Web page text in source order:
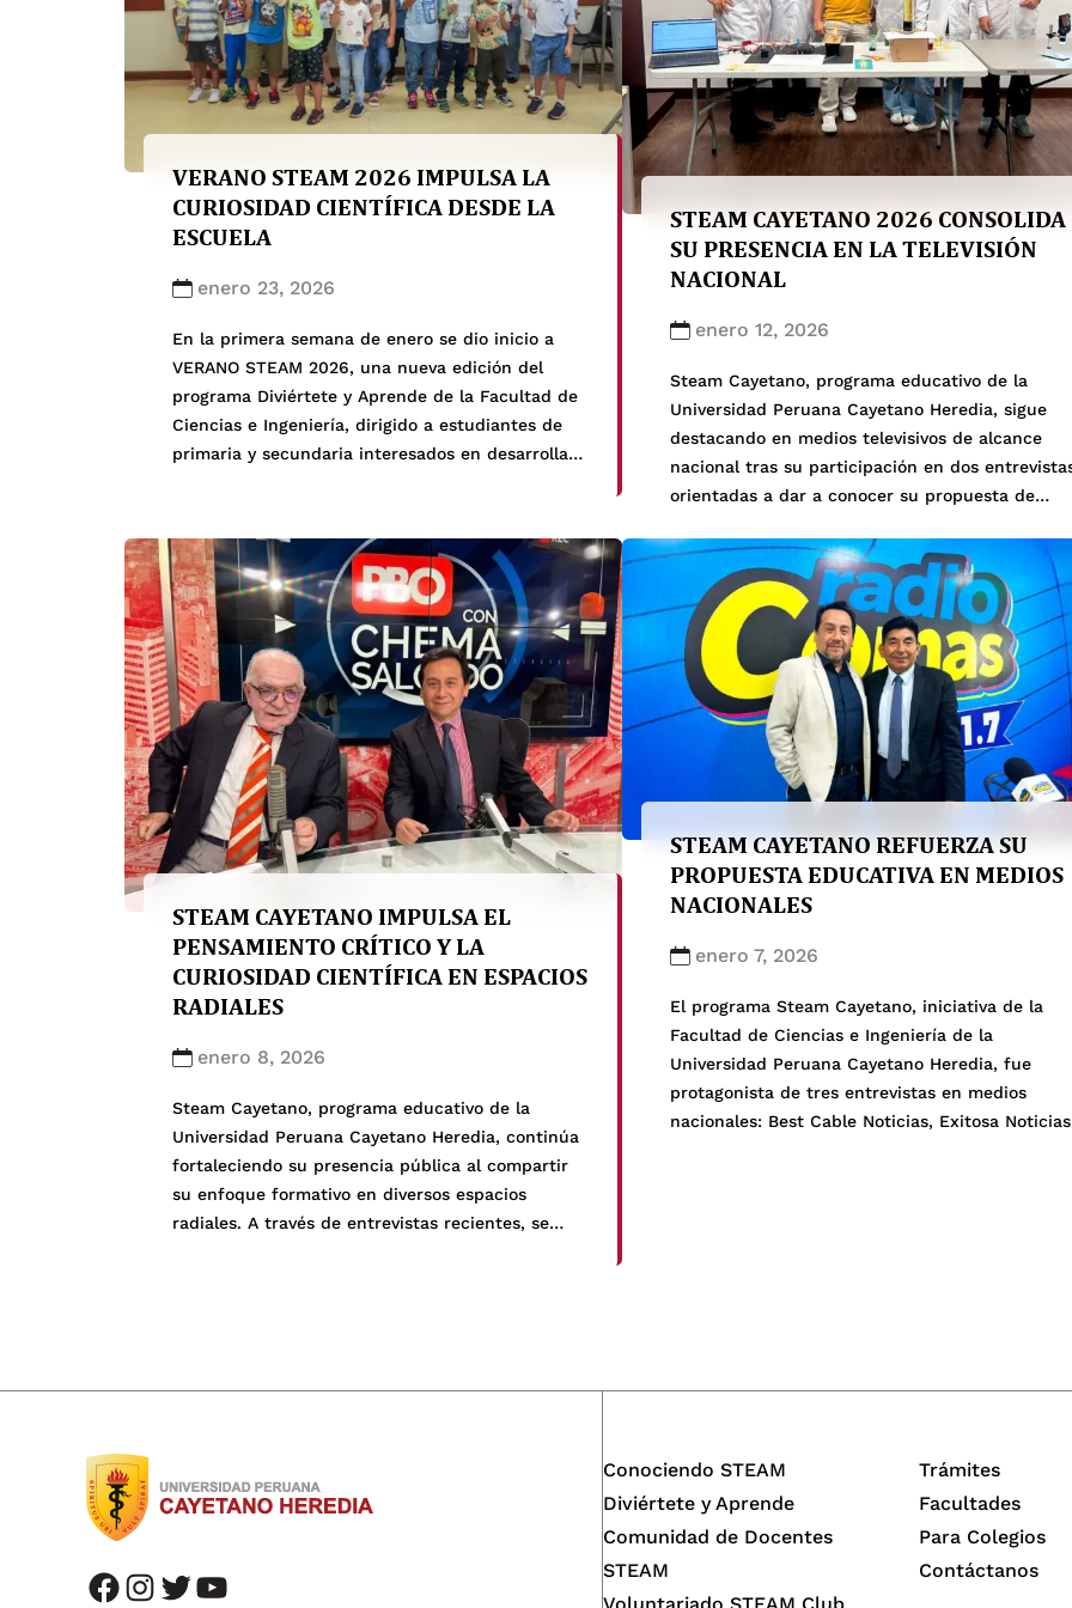
VERANO STEAM 2026 IMPULSA LA
CURIOSIDAD CIENTÍFICA DESDE LA
ESCUELA
enero 23, 2026
En la primera semana de enero se dio inicio a
VERANO STEAM 2026, una nueva edición del
programa Diviértete y Aprende de la Facultad de
Ciencias e Ingeniería, dirigido a estudiantes de
primaria y secundaria interesados en desarrollar
programa se basa en el enfoque […]
STEAM CAYETANO 2026 CONSOLIDA
SU PRESENCIA EN LA TELEVISIÓN
NACIONAL
enero 12, 2026
Steam Cayetano, programa educativo de la
Universidad Peruana Cayetano Heredia, sigue
destacando en medios televisivos de alcance
nacional tras su participación en dos
orientadas a dar a conocer su propuesta de
participaciones se realizaron en TVPerú Noticias
ATV Noticias, donde se difunde una metodología
educativa […]
STEAM CAYETANO IMPULSA EL
PENSAMIENTO CRÍTICO Y LA
CURIOSIDAD CIENTÍFICA EN ESPACIOS
RADIALES
enero 8, 2026
Steam Cayetano, programa educativo de la
Universidad Peruana Cayetano Heredia, continúa
fortaleciendo su presencia pública al compartir
su enfoque formativo en diversos espacios
radiales. A través de entrevistas recientes, se
STEAM CAYETANO REFUERZA SU
PROPUESTA EDUCATIVA EN MEDIOS
NACIONALES
enero 7, 2026
El programa Steam Cayetano, iniciativa de la
Facultad de Ciencias e Ingeniería de la
Universidad Peruana Cayetano Heredia, fue
protagonista de tres entrevistas en medios
nacionales: Best Cable Noticias, Exitosa
facebook instagram twitter youtube
Conociendo STEAM
Diviértete y Aprende
Comunidad de Docentes
STEAM
Trámites
Facultades
Para Colegios
Contáctanos